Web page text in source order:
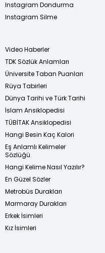
Instagram Dondurma
Instagram Silme
Video Haberler
TDK Sözlük Anlamları
Üniversite Taban Puanları
Rüya Tabirleri
Dünya Tarihi ve Türk Tarihi
İslam Ansiklopedisi
TÜBİTAK Ansiklopedisi
Hangi Besin Kaç Kalori
Eş Anlamlı Kelimeler
Sözlüğü
Hangi Kelime Nasıl Yazılır?
En Güzel Sözler
Metrobüs Durakları
Marmaray Durakları
Erkek İsimleri
Kız İsimleri